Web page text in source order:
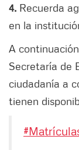
4. Recuerda
en la
A
Secretaría de
ciudadanía a
tienen